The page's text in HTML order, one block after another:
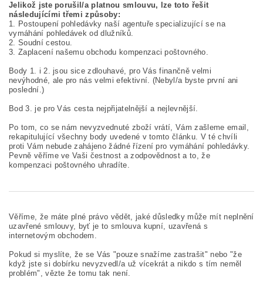
Jelikož jste porušil/a platnou smlouvu, lze toto řešit
následujícími třemi způsoby:
1. Postoupení pohledávky naší agentuře specializující se na
vymáhání pohledávek od dlužníků.
2. Soudní cestou.
3. Zaplacení našemu obchodu kompenzaci poštovného.
Body 1. i 2. jsou sice zdlouhavé, pro Vás finančně velmi
nevýhodné, ale pro nás velmi efektivní. (Nebyl/a byste první ani
poslední.)
Bod 3. je pro Vás cesta nejpřijatelnější a nejlevnější.
Po tom, co se nám nevyzvednuté zboží vrátí, Vám zašleme email,
rekapitulující všechny body uvedené v tomto článku. V té chvíli
proti Vám nebude zahájeno žádné řízení pro vymáhání pohledávky.
Pevně věříme ve Vaši čestnost a zodpovědnost a to, že
kompenzaci poštovného uhradíte.
Věříme, že máte plné právo vědět, jaké důsledky může mít neplnění
uzavřené smlouvy, byť je to smlouva kupní, uzavřená s
internetovým obchodem.
Pokud si myslíte, že se Vás "pouze snažíme zastrašit" nebo "že
když jste si dobírku nevyzvedl/a už vícekrát a nikdo s tím neměl
problém", vězte že tomu tak není.